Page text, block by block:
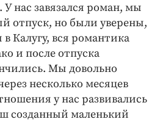
нас завязался роман, мы
отпуск, но были уверены,
в Калугу, вся романтика
и после отпуска
Мы довольно
несколько месяцев
у нас развивались
созданный маленький